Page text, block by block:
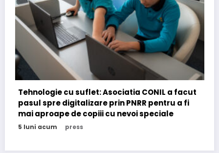
facut